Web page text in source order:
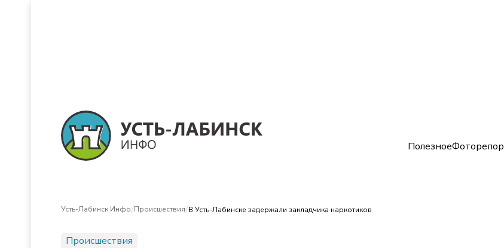
Полезное
Усть-Лабинск Инфо/Происшествия/В Усть-Лабинске задержали закладчика наркотиков
Происшествия